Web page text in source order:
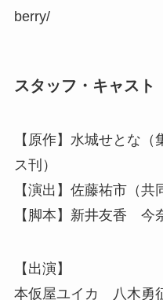
berry/
スタッフ・キャスト
【原作】水城せとな
ス刊）
【演出】佐藤祐市（共
【脚本】新井友香 今
【出演】
本仮屋ユイカ 八木勇